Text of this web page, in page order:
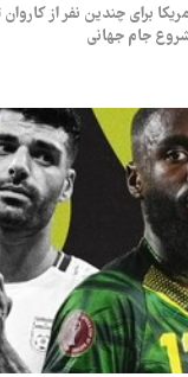
برای چندین نفر از
جام جهانی